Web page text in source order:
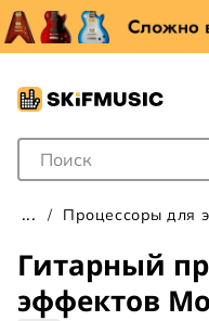
Поле для Поиска
Процессоры для
Гитарный
эффектов